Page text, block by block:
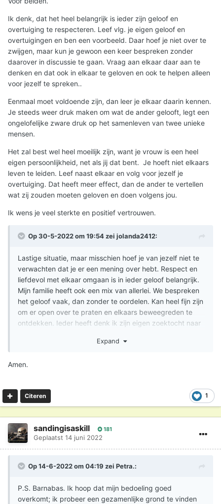
Ik denk, dat het heel belangrijk is ieder zijn geloof en
overtuiging te respecteren. Leef vlg. je eigen geloof en
overtuigingen en ben een voorbeeld. Daar hoef je niet over te
zwijgen, maar kun je gewoon een keer bespreken zonder
daarover in discussie te gaan. Vraag aan elkaar daar aan te
denken en dat ook in elkaar te geloven en ook te helpen alleen
voor jezelf te spreken..
Eenmaal moet voldoende zijn, dan leer je elkaar daarin kennen.
Je steeds weer druk maken om wat de ander gelooft, legt een
ongelofelijke zware druk op het samenleven van twee unieke
mensen.
Het zal best wel heel moeilijk zijn, want je vrouw is een heel
eigen persoonlijkheid, net als jij dat bent. Je hoeft niet elkaars
leven te leiden. Leef naast elkaar en volg voor jezelf je
overtuiging. Dat heeft meer effect, dan de ander te vertellen
wat zij zouden moeten geloven en doen volgens jou.
Ik wens je veel sterkte en positief vertrouwen.
Op 30-5-2022 om 19:54 zei jolanda2412:
Lastige situatie, maar misschien hoef je van jezelf niet te
verwachten dat je er een mening over hebt. Respect en
liefdevol met elkaar omgaan is in ieder geloof belangrijk.
Mijn familie heeft ook een mix van allerlei. We bespreken
het geloof vaak, dan zonder te oordelen. Kan heel fijn zijn
om er open over te praten en elkaars beweegreden te
ontdekken. Ieder heeft denk ik zijn eigen zoektocht naar
medemens is volgens mij altijd een belangrijk ijkpunt.
Maar ik bezit de waarheid ook niet, bovenstaand is alleen
Expand
Amen.
1
Citeren
sandingisaskill 181
Geplaatst 14 juni 2022
Op 14-6-2022 om 04:19 zei Petra.:
P.S. Barnabas. Ik hoop dat mijn bedoeling goed
overkomt; ik probeer een gezamenlijke grond te vinden